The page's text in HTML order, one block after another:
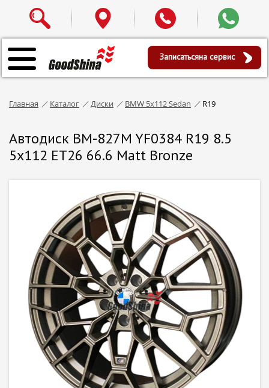
Записатьсяна сервис
Главная Каталог Диски BMW 5x112 Sedan R19
Автодиск BM-827M YF0384 R19 8.5
5x112 ET26 66.6 Matt Bronze